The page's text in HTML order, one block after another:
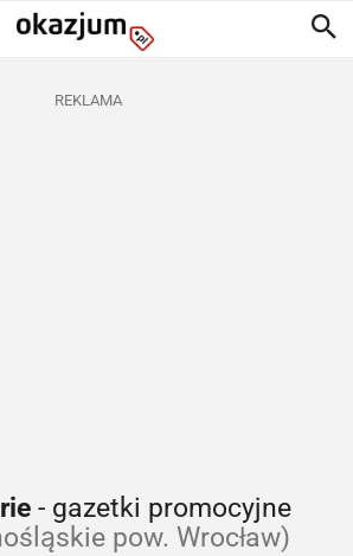
REKLAMA
- gazetki promocyjne
pow. Wrocław)